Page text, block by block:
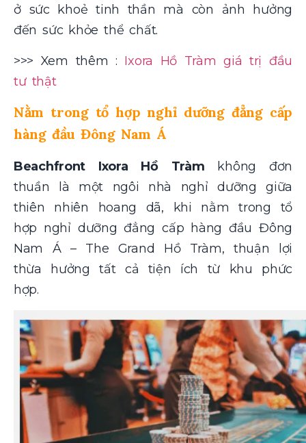
ở sức khoẻ tinh thần mà còn ảnh hưởng
đến sức khỏe thể chất.
>>> Xem thêm : Ixora Hồ Tràm giá trị đầu
tư thật
Nằm trong tổ hợp nghỉ dưỡng đẳng cấp
hàng đầu Đông Nam Á
Beachfront Ixora Hồ Tràm
không đơn
thuần là một ngôi nhà nghỉ dưỡng giữa
thiên nhiên hoang dã, khi nằm trong tổ
hợp nghỉ dưỡng đẳng cấp hàng đầu Đông
Nam Á – The Grand Hồ Tràm, thuận lợi
thừa hưởng tất cả tiện ích từ khu phức
hợp.